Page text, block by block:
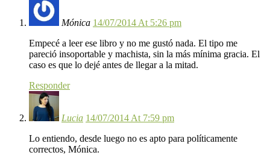
Mónica 14/07/2014 At 5:26 pm
Empecé a leer ese libro y no me gustó nada. El tipo me
pareció insoportable y machista, sin la más mínima gracia. El
caso es que lo dejé antes de llegar a la mitad.
Responder
Lucia 14/07/2014 At 7:59 pm
Lo entiendo, desde luego no es apto para políticamente
correctos, Mónica.